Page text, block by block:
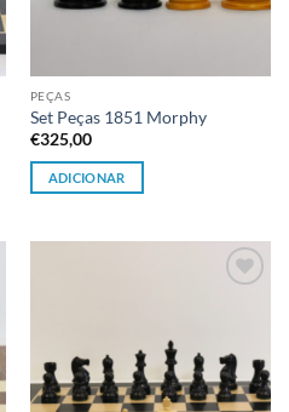
PEÇAS
Set Peças 1851 Morphy
€325,00
ADICIONAR